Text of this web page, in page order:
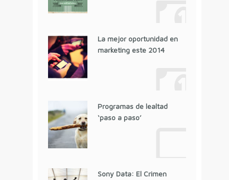
La mejor oportunidad en
marketing este 2014
Programas de lealtad
‘paso a paso’
Sony Data: El Crimen